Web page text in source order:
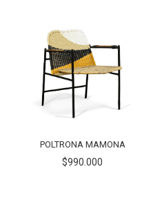
POLTRONA MAMONA
$990.000